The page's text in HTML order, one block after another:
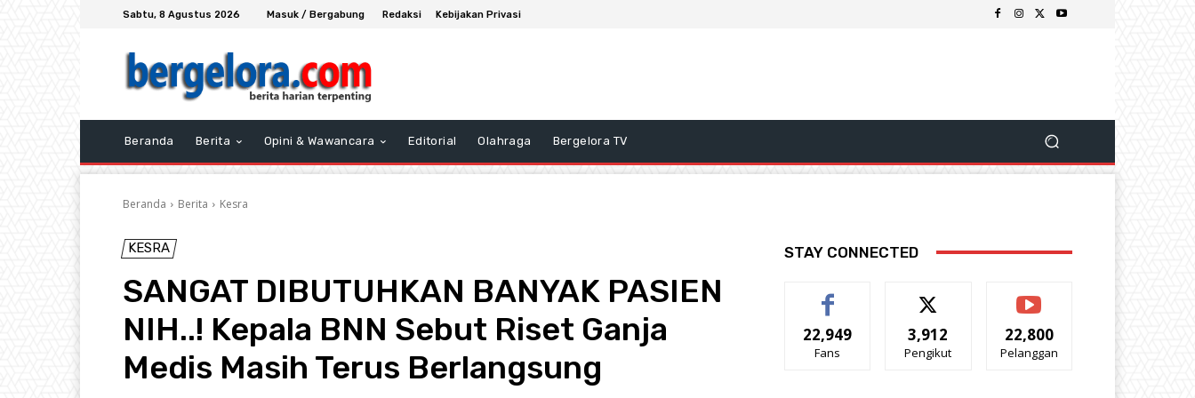
Sabtu, 8 Agustus 2026 Masuk / Bergabung Redaksi Kebijakan Privasi
Beranda Berita Opini & Wawancara Editorial Olahraga Bergelora TV
Beranda Berita Kesra
KESRA
SANGAT DIBUTUHKAN BANYAK PASIEN
NIH..! Kepala BNN Sebut Riset Ganja
Medis Masih Terus Berlangsung
STAY CONNECTED
22,949
Fans
3,912
Pengikut
22,800
Pelanggan